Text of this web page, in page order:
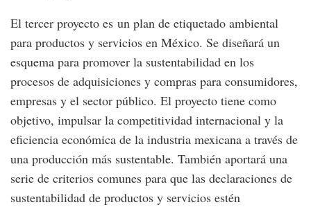
El tercer proyecto es un plan de etiquetado ambiental
para productos y servicios en México. Se diseñará un
esquema para promover la sustentabilidad en los
procesos de adquisiciones y compras para consumidores,
empresas y el sector público. El proyecto tiene como
objetivo, impulsar la competitividad internacional y la
eficiencia económica de la industria mexicana a través de
una producción más sustentable. También aportará una
serie de criterios comunes para que las declaraciones de
sustentabilidad de productos y servicios estén